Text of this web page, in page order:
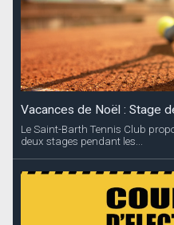
Vacances de Noël : Stage
Le Saint-Barth Tennis Club
deux stages pendant les...